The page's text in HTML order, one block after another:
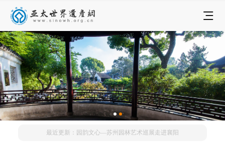
最近更新：园韵文心—苏州园林艺术巡展走进襄阳